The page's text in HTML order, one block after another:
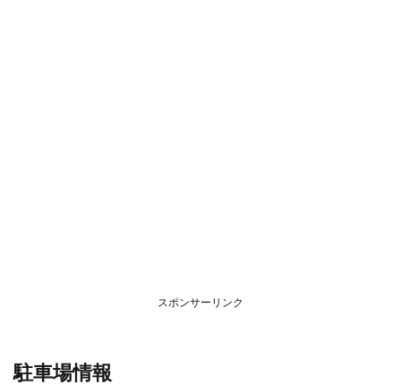
スポンサーリンク
駐車場情報